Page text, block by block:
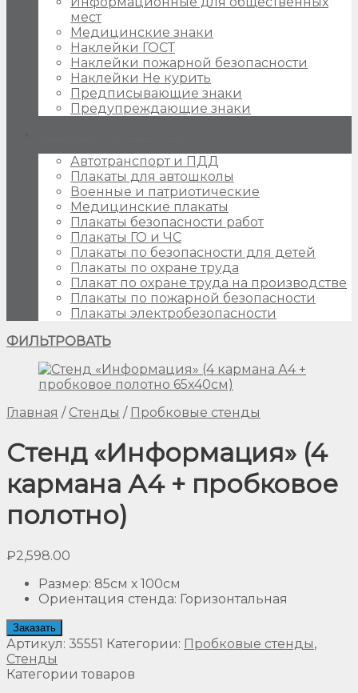
мест
Медицинские знаки
Наклейки ГОСТ
Наклейки пожарной безопасности
Наклейки Не курить
Предписывающие знаки
Предупреждающие знаки
Автотранспорт и ПДД
Плакаты для автошколы
Военные и патриотические
Медицинские плакаты
Плакаты безопасности работ
Плакаты ГО и ЧС
Плакаты по безопасности для детей
Плакаты по охране труда
Плакат по охране труда на производстве
Плакаты по пожарной безопасности
Плакаты электробезопасности
ФИЛЬТРОВАТЬ
Главная / Стенды / Пробковые стенды
Стенд «Информация» (4
кармана А4 + пробковое
полотно)
₽2,598.00
Размер: 85см х 100см
Ориентация стенда: Горизонтальная
Заказать
Артикул: 35551 Категории: Пробковые стенды,
Стенды
Категории товаров